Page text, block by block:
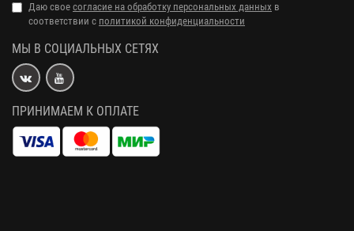
Даю свое согласие на обработку персональных данных в
соответствии с политикой конфиденциальности
МЫ В СОЦИАЛЬНЫХ СЕТЯХ
ПРИНИМАЕМ К ОПЛАТЕ